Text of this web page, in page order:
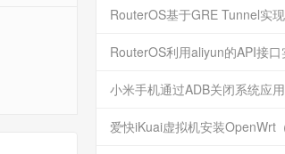
小米手机通过ADB关闭系统应用